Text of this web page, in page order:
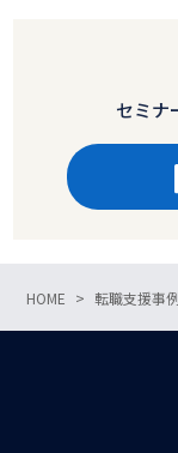
セミナ
HOME 転職支援事例